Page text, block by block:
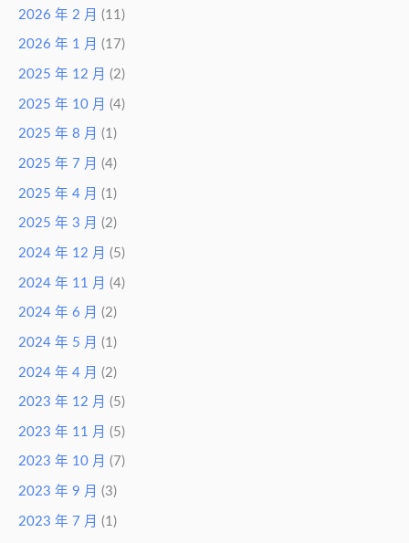
2026 年 2 月 (11)
2026 年 1 月 (17)
2025 年 12 月 (2)
2025 年 10 月 (4)
2025 年 8 月 (1)
2025 年 7 月 (4)
2025 年 4 月 (1)
2025 年 3 月 (2)
2024 年 12 月 (5)
2024 年 11 月 (4)
2024 年 6 月 (2)
2024 年 5 月 (1)
2024 年 4 月 (2)
2023 年 12 月 (5)
2023 年 11 月 (5)
2023 年 10 月 (7)
2023 年 9 月 (3)
2023 年 7 月 (1)